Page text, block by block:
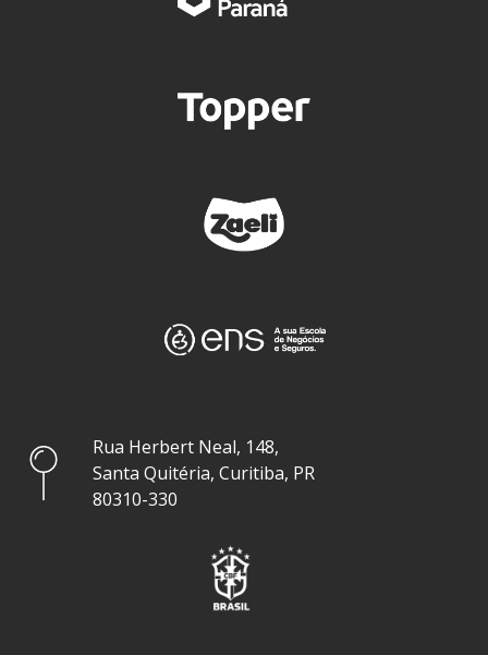
Rua Herbert Neal, 148,
Santa Quitéria, Curitiba, PR
80310-330